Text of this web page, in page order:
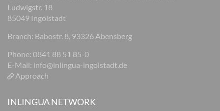
Ludwigstr. 18
85049 Ingolstadt
Branch: Babostr. 8, 93326 Abensberg
Phone: 0841 88 51 85-0
E-Mail: info@inlingua-ingolstadt.de
Approach
INLINGUA NETWORK